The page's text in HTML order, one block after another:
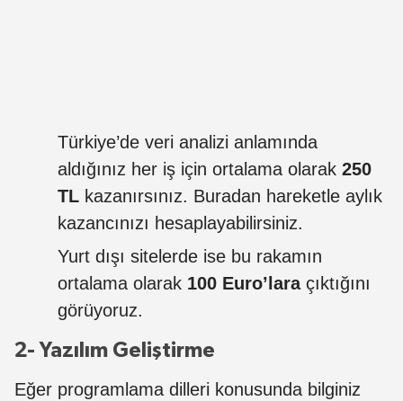
Türkiye’de veri analizi anlamında
aldığınız her iş için ortalama olarak 250
TL kazanırsınız. Buradan hareketle aylık
kazancınızı hesaplayabilirsiniz.
Yurt dışı sitelerde ise bu rakamın
ortalama olarak 100 Euro’lara çıktığını
görüyoruz.
2- Yazılım Geliştirme
Eğer programlama dilleri konusunda bilginiz